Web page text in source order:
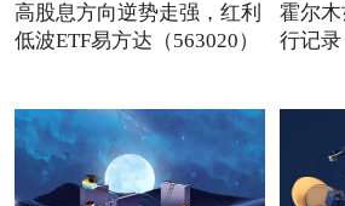
高股息方向逆势走强，红利
低波ETF易方达（563020）
霍尔
行记录